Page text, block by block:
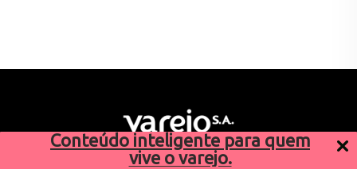
Conteúdo inteligente para quem
vive o varejo.